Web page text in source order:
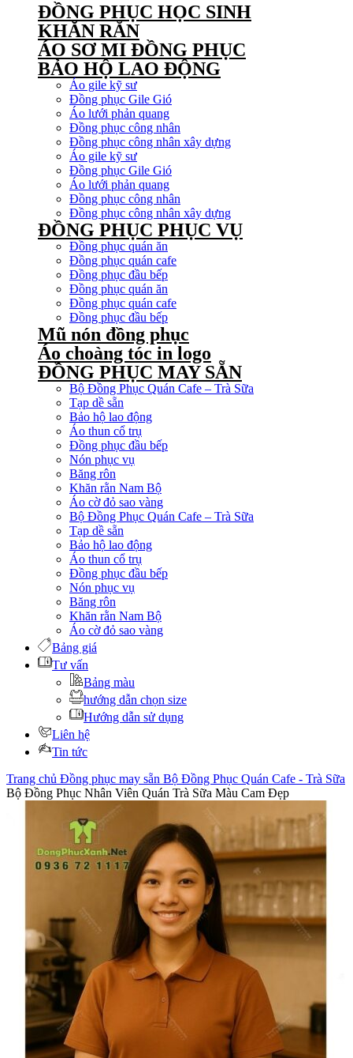
ĐỒNG PHỤC HỌC SINH
KHĂN RẰN
ÁO SƠ MI ĐỒNG PHỤC
BẢO HỘ LAO ĐỘNG
Áo gile kỹ sư
Đồng phục Gile Gió
Áo lưới phản quang
Đồng phục công nhân
Đồng phục công nhân xây dựng
Áo gile kỹ sư
Đồng phục Gile Gió
Áo lưới phản quang
Đồng phục công nhân
Đồng phục công nhân xây dựng
ĐỒNG PHỤC PHỤC VỤ
Đồng phục quán ăn
Đồng phục quán cafe
Đồng phục đầu bếp
Đồng phục quán ăn
Đồng phục quán cafe
Đồng phục đầu bếp
Mũ nón đồng phục
Áo choàng tóc in logo
ĐỒNG PHỤC MAY SẴN
Bộ Đồng Phục Quán Cafe – Trà Sữa
Tạp dề sẵn
Bảo hộ lao động
Áo thun cổ trụ
Đồng phục đầu bếp
Nón phục vụ
Băng rôn
Khăn rằn Nam Bộ
Áo cờ đỏ sao vàng
Bộ Đồng Phục Quán Cafe – Trà Sữa
Tạp dề sẵn
Bảo hộ lao động
Áo thun cổ trụ
Đồng phục đầu bếp
Nón phục vụ
Băng rôn
Khăn rằn Nam Bộ
Áo cờ đỏ sao vàng
Bảng giá
Tư vấn
Bảng màu
hướng dẫn chọn size
Hướng dẫn sử dụng
Liên hệ
Tin tức
Trang chủ Đồng phục may sẵn Bộ Đồng Phục Quán Cafe - Trà Sữa
Bộ Đồng Phục Nhân Viên Quán Trà Sữa Màu Cam Đẹp